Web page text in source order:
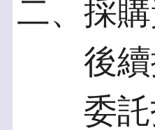
二、採
後續
委託